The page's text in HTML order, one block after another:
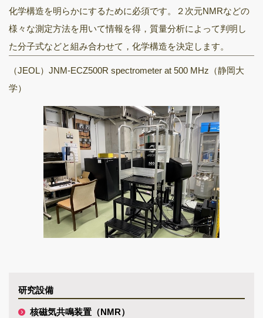
化学構造を明らかにするために必須です。２次元NMRなどの
様々な測定方法を用いて情報を得，質量分析によって判明し
た分子式などと組み合わせて，化学構造を決定します。
（JEOL）JNM-ECZ500R spectrometer at 500 MHz（静岡大
学）
研究設備
核磁気共鳴装置（NMR）